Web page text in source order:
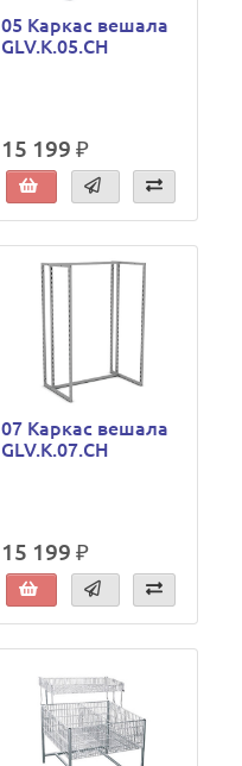
05 Каркас вешала
GLV.K.05.CH
15 199 ₽
07 Каркас вешала
GLV.K.07.CH
15 199 ₽